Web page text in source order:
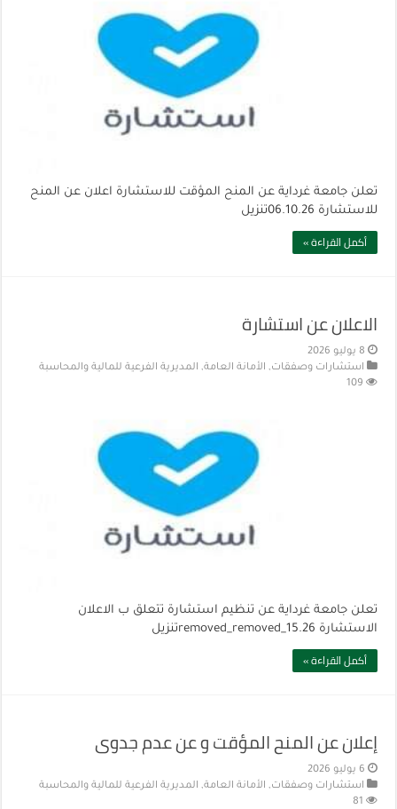
تعلن جامعة غرداية عن المنح المؤقت للاستشارة اعلان عن المنح
للاستشارة 06.10.26تنزيل
أكمل القراءة »
الاعلان عن استشارة
8 يوليو 2026
استشارات وصفقات, الأمانة العامة, المديرية الفرعية للمالية والمحاسبة
109
تعلن جامعة غرداية عن تنظيم استشارة تتعلق ب الاعلان
الاستشارة 15.26_removed_removedتنزيل
أكمل القراءة »
إعلان عن المنح المؤقت و عن عدم جدوى
6 يوليو 2026
استشارات وصفقات, الأمانة العامة, المديرية الفرعية للمالية والمحاسبة
81